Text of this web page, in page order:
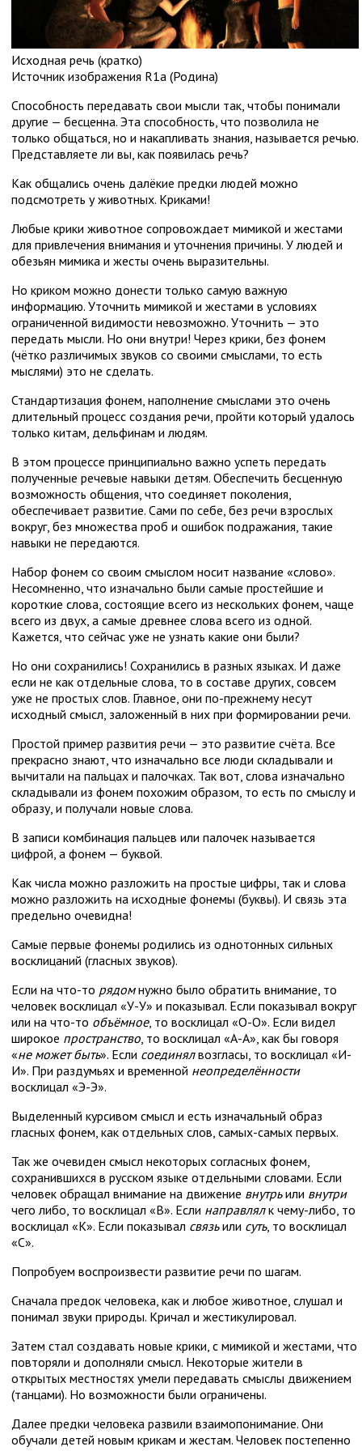
Исходная речь (кратко)
Источник изображения R1a (Родина)
Способность передавать свои мысли так, чтобы понимали
другие — бесценна. Эта способность, что позволила не
только общаться, но и накапливать знания, называется речью.
Представляете ли вы, как появилась речь?
Как общались очень далёкие предки людей можно
подсмотреть у животных. Криками!
Любые крики животное сопровождает мимикой и жестами
для привлечения внимания и уточнения причины. У людей и
обезьян мимика и жесты очень выразительны.
Но криком можно донести только самую важную
информацию. Уточнить мимикой и жестами в условиях
ограниченной видимости невозможно. Уточнить — это
передать мысли. Но они внутри! Через крики, без фонем
(чётко различимых звуков со своими смыслами, то есть
мыслями) это не сделать.
Стандартизация фонем, наполнение смыслами это очень
длительный процесс создания речи, пройти который удалось
только китам, дельфинам и людям.
В этом процессе принципиально важно успеть передать
полученные речевые навыки детям. Обеспечить бесценную
возможность общения, что соединяет поколения,
обеспечивает развитие. Сами по себе, без речи взрослых
вокруг, без множества проб и ошибок подражания, такие
навыки не передаются.
Набор фонем со своим смыслом носит название «слово».
Несомненно, что изначально были самые простейшие и
короткие слова, состоящие всего из нескольких фонем, чаще
всего из двух, а самые древнее слова всего из одной.
Кажется, что сейчас уже не узнать какие они были?
Но они сохранились! Сохранились в разных языках. И даже
если не как отдельные слова, то в составе других, совсем
уже не простых слов. Главное, они по-прежнему несут
исходный смысл, заложенный в них при формировании речи.
Простой пример развития речи — это развитие счёта. Все
прекрасно знают, что изначально все люди складывали и
вычитали на пальцах и палочках. Так вот, слова изначально
складывали из фонем похожим образом, то есть по смыслу и
образу, и получали новые слова.
В записи комбинация пальцев или палочек называется
цифрой, а фонем — буквой.
Как числа можно разложить на простые цифры, так и слова
можно разложить на исходные фонемы (буквы). И связь эта
предельно очевидна!
Самые первые фонемы родились из однотонных сильных
восклицаний (гласных звуков).
Если на что-то рядомнужно было обратить внимание, то
человек восклицал «У-У» и показывал. Если показывал вокруг
или на что-то объёмное, то восклицал «О-О». Если видел
широкое пространство , то восклицал «А-А», как бы говоря
«не может быть». Если соединялвозгласы, то восклицал «И-
И». При раздумьях и временной неопределённости
восклицал «Э-Э».
Выделенный курсивом смысл и есть изначальный образ
гласных фонем, как отдельных слов, самых-самых первых.
Так же очевиден смысл некоторых согласных фонем,
сохранившихся в русском языке отдельными словами. Если
человек обращал внимание на движение внутрьили внутри
чего либо, то восклицал «В». Если направлялк чему-либо, то
восклицал «К». Если показывал связьили суть, то восклицал
«С».
Попробуем воспроизвести развитие речи по шагам.
Сначала предок человека, как и любое животное, слушал и
понимал звуки природы. Кричал и жестикулировал.
Затем стал создавать новые крики, с мимикой и жестами, что
повторяли и дополняли смысл. Некоторые жители в
открытых местностях умели передавать смыслы движением
(танцами). Но возможности были ограничены.
Далее предки человека развили взаимопонимание. Они
обучали детей новым крикам и жестам. Человек постепенно